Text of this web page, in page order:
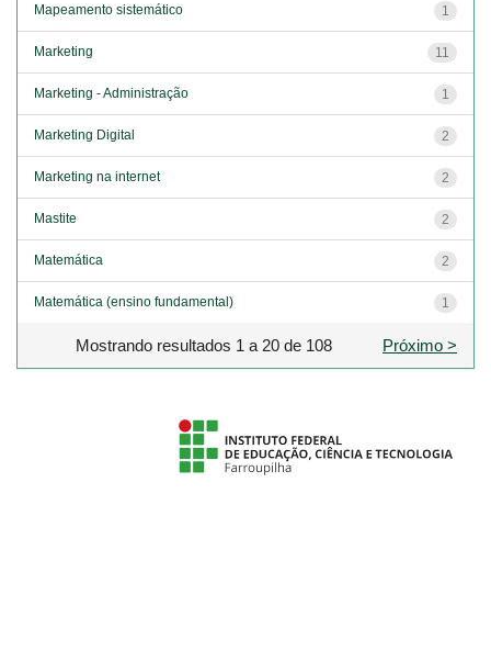
Mapeamento sistemático 1
Marketing 11
Marketing - Administração 1
Marketing Digital 2
Marketing na internet 2
Mastite 2
Matemática 2
Matemática (ensino fundamental) 1
Mostrando resultados 1 a 20 de 108 Próximo >